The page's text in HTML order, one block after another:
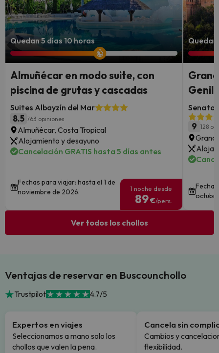
Quedan 5 días 10 horas
Almuñécar en modo suite, con
piscina de grutas y cascadas
Suites Albayzín del Mar
8.5 763 opiniones
Almuñécar, Costa Tropical
Alojamiento y desayuno
Cancelación GRATIS hasta 5 días antes
Fechas para viajar: hasta el 1 de
noviembre de 2026.
1 noche desde
89€/pers.
Quedan
Genil
9 128
Ver todos los chollos
Ventajas de reservar en Buscounchollo
Trustpilot 4.7/5
Expertos en viajes
Seleccionamos a mano solo los
chollos que valen la pena.
Cancela sin
Cambios y
flexibilidad.